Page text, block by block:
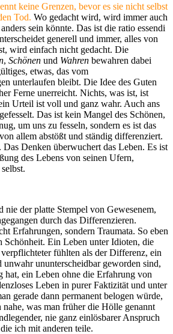
keine Grenzen, bevor es sie nicht selbst
Tod. Wo gedacht wird, wird immer auch
sein könnte. Das ist die ratio essendi
generell und immer, alles von
wird einfach nicht gedacht. Die
, Schönen und Wahren bewahren dabei
etwas, das vom
unterlaufen bleibt. Die Idee des Guten
Ferne unerreicht. Nichts, was ist, ist
Urteil ist voll und ganz wahr. Auch ans
Das ist kein Mangel des Schönen,
um uns zu fesseln, sondern es ist das
allem abstößt und ständig differenziert.
Denken überwuchert das Leben. Es ist
des Lebens von seinen Ufern,
nie der platte Stempel von Gewesenem,
durch das Differenzieren.
Erfahrungen, sondern Traumata. So eben
Schönheit. Ein Leben unter Idioten, die
fühlten als der Differenz, ein
ununterscheidbar geworden sind,
hat, ein Leben ohne die Erfahrung von
Leben in purer Faktizität und unter
gerade dann permanent belogen würde,
nahe, was man früher die Hölle genannt
nie ganz einlösbarer Anspruch
ich mit anderen teile.